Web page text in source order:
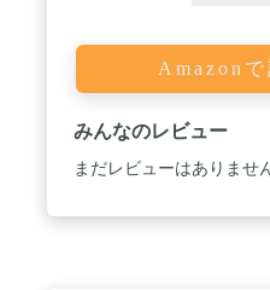
Amazonで
みんなのレビュー
まだレビューはありませ